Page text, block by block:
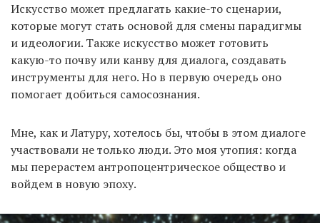
Искусство может предлагать какие-то сценарии,
которые могут стать основой для смены парадигмы
и идеологии. Также искусство может готовить
какую-то почву или канву для диалога, создавать
инструменты для него. Но в первую очередь оно
помогает добиться самосознания.
Мне, как и Латуру, хотелось бы, чтобы в этом диалоге
участвовали не только люди. Это моя утопия: когда
мы перерастем антропоцентрическое общество и
войдем в новую эпоху.